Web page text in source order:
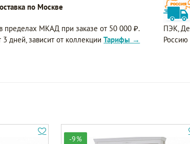
по Москве
в пределах МКАД при заказе от 50 000 ₽.
3 дней, зависит от коллекцииТарифы →
ПЭК,
Россию
-9%